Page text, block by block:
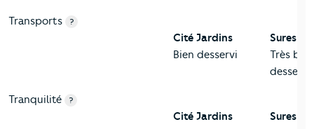
Transports ?
Cité Jardins
Bien desservi
Suresnes
Très bien
desservi
Tranquilité ?
Cité Jardins
Suresnes